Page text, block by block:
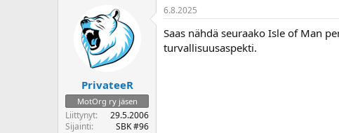
PrivateeR
MotOrg ry jäsen
Liittynyt
29.5.2006
Sijainti
SBK #96
6.8.2025
Saas nähdä seuraako Isle of Man
turvallisuusaspekti.